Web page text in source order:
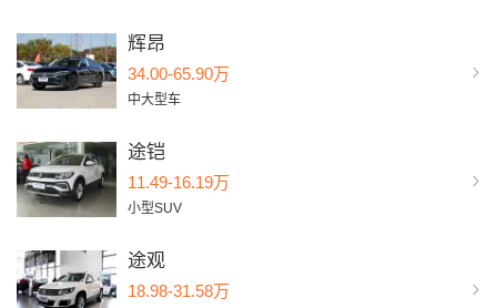
辉昂
34.00-65.90万
中大型车
途铠
11.49-16.19万
小型SUV
途观
18.98-31.58万